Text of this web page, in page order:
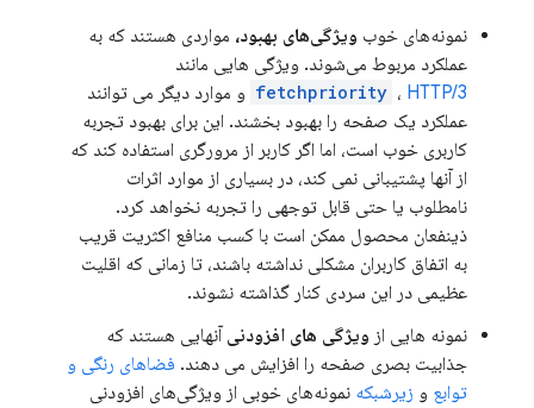
نمونه‌های خوب ویژگی‌های بهبود، مواردی هستند که به
عملکرد مربوط می‌شوند. ویژگی هایی مانند
fetchpriority ، HTTP/3
و موارد دیگر می توانند
عملکرد یک صفحه را بهبود بخشند. این برای بهبود تجربه
کاربری خوب است، اما اگر کاربر از مرورگری استفاده کند که
از آنها پشتیبانی نمی کند، در بسیاری از موارد اثرات
نامطلوب یا حتی قابل توجهی را تجربه نخواهد کرد.
ذینفعان محصول ممکن است با کسب منافع اکثریت قریب
به اتفاق کاربران مشکلی نداشته باشند، تا زمانی که اقلیت
عظیمی در این سردی کنار گذاشته نشوند.
نمونه هایی از ویژگی های افزودنی آنهایی هستند که
جذابیت بصری صفحه را افزایش می دهند. فضاهای رنگی و
توابع و زیرشبکه نمونه‌های خوبی از ویژگی‌های افزودنی